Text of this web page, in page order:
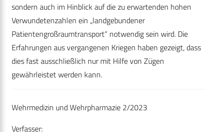
sondern auch im Hinblick auf die zu erwartenden hohen
Verwundetenzahlen ein „landgebundener
Patientengroßraumtransport“ notwendig sein wird. Die
Erfahrungen aus vergangenen Kriegen haben gezeigt, dass
dies fast ausschließlich nur mit Hilfe von Zügen
gewährleistet werden kann.
Wehrmedizin und Wehrpharmazie 2/2023
Verfasser: